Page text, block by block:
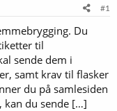
#1
Du
til
sende dem i
samt krav til flasker
du på samlesiden
kan du sende […]